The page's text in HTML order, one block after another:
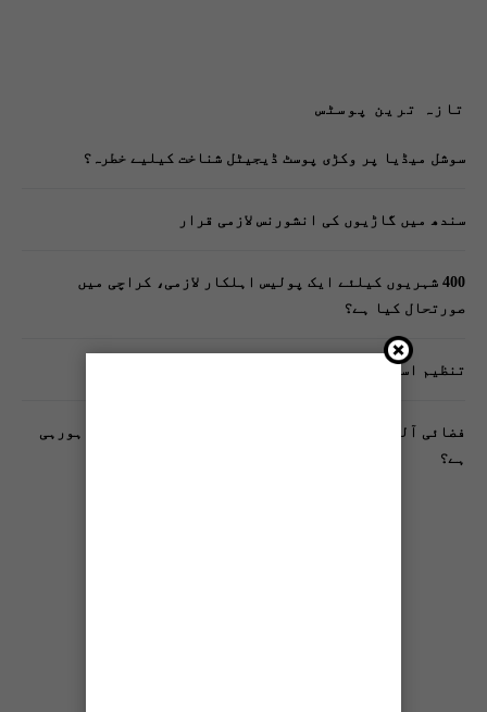
تازہ ترین پوسٹس
سوشل میڈیا پر وکڑی پوسٹ ڈیجیٹل شناخت کیلیے خطرہ؟
سندھ میں گاڑیوں کی انشورنس لازمی قرار
400 شہریوں کیلئے ایک پولیس اہلکار لازمی، کراچی میں
صورتحال کیا ہے؟
تنظیم اسلامی کے زیرِ اہتمام ملک گیر آگاہی مہم!
فضائی آلودگی انسانی دماغ کیلیے کیسے خطرناک ثابت ہورہی
ہے؟